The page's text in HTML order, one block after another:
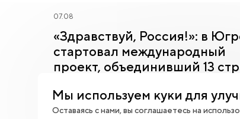
07.08
«Здравствуй, Россия!»: в
стартовал международный
проект, объединивший 13
молодых соотечественников со всего мира.
Мы используем куки для
Оставаясь с нами, вы соглашаетесь на